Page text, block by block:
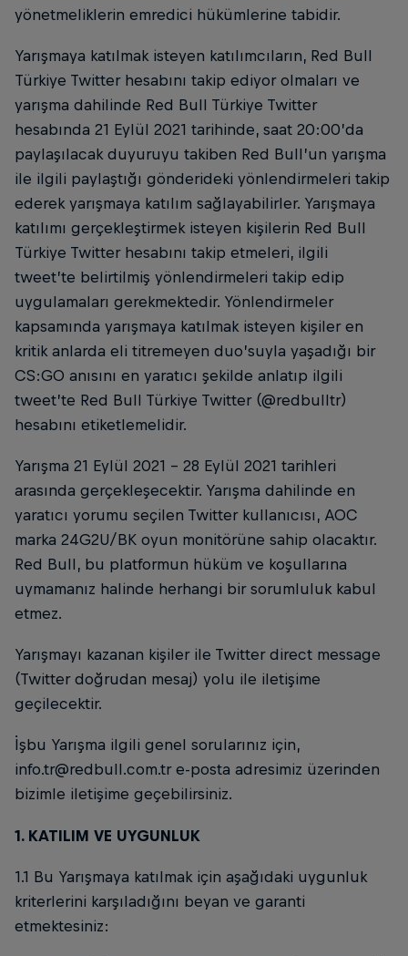
yönetmeliklerin emredici hükümlerine tabidir.
Yarışmaya katılmak isteyen katılımcıların, Red Bull
Türkiye Twitter hesabını takip ediyor olmaları ve
yarışma dahilinde Red Bull Türkiye Twitter
hesabında 21 Eylül 2021 tarihinde, saat 20:00’da
paylaşılacak duyuruyu takiben Red Bull’un yarışma
ile ilgili paylaştığı gönderideki yönlendirmeleri takip
ederek yarışmaya katılım sağlayabilirler. Yarışmaya
katılımı gerçekleştirmek isteyen kişilerin Red Bull
Türkiye Twitter hesabını takip etmeleri, ilgili
tweet’te belirtilmiş yönlendirmeleri takip edip
uygulamaları gerekmektedir. Yönlendirmeler
kapsamında yarışmaya katılmak isteyen kişiler en
kritik anlarda eli titremeyen duo’suyla yaşadığı bir
CS:GO anısını en yaratıcı şekilde anlatıp ilgili
tweet’te Red Bull Türkiye Twitter (@redbulltr)
hesabını etiketlemelidir.
Yarışma 21 Eylül 2021 - 28 Eylül 2021 tarihleri
arasında gerçekleşecektir. Yarışma dahilinde en
yaratıcı yorumu seçilen Twitter kullanıcısı, AOC
marka 24G2U/BK oyun monitörüne sahip olacaktır.
Red Bull, bu platformun hüküm ve koşullarına
uymamanız halinde herhangi bir sorumluluk kabul
etmez.
Yarışmayı kazanan kişiler ile Twitter direct message
(Twitter doğrudan mesaj) yolu ile iletişime
geçilecektir.
İşbu Yarışma ilgili genel sorularınız için,
info.tr@redbull.com.tr e-posta adresimiz üzerinden
bizimle iletişime geçebilirsiniz.
1. KATILIM VE UYGUNLUK
1.1 Bu Yarışmaya katılmak için aşağıdaki uygunluk
kriterlerini karşıladığını beyan ve garanti
etmektesiniz: